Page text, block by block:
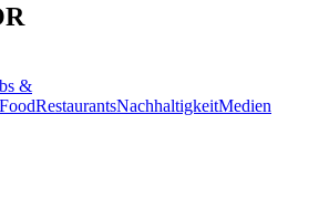
&
FoodRestaurantsNachhaltigkeitMedien